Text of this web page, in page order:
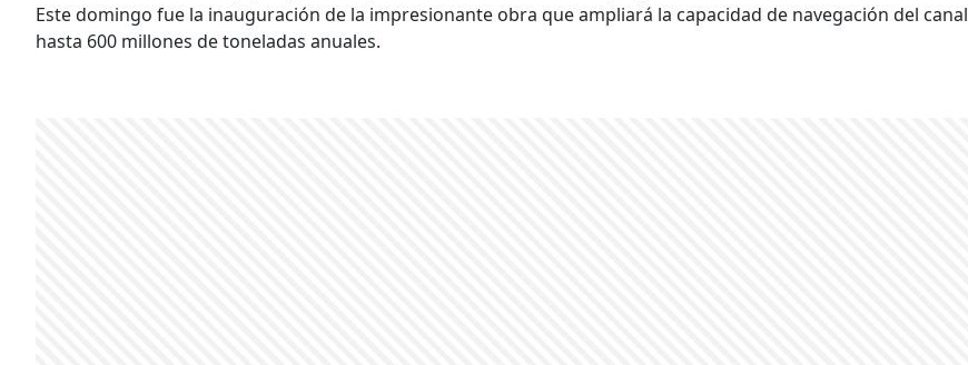
Este domingo fue la inauguración de la impresionante obra que ampliará la capacidad de navegación del canal
hasta 600 millones de toneladas anuales.